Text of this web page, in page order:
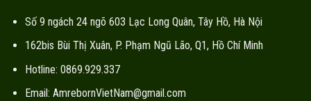
Số 9 ngách 24 ngõ 603 Lạc Long Quân, Tây Hồ, Hà Nội
162bis Bùi Thị Xuân, P. Phạm Ngũ Lão, Q1, Hồ Chí Minh
Hotline: 0869.929.337
Email: AmrebornVietNam@gmail.com